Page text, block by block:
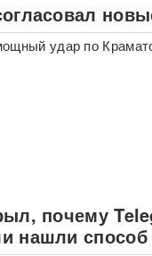
удар по
почему
нашли